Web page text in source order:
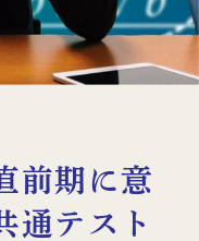
前期に意
通テスト